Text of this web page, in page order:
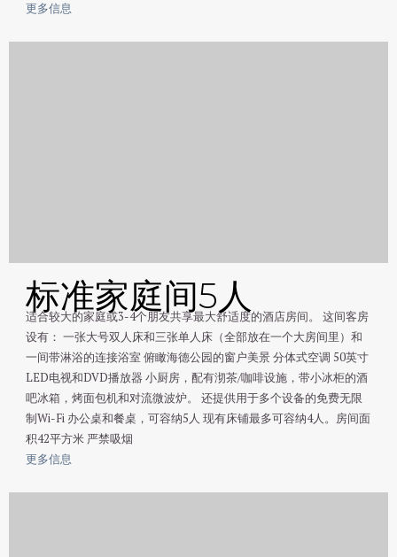
更多信息
标准家庭间5人
适合较大的家庭或3-4个朋友共享最大舒适度的酒店房间。 这间客房
设有： 一张大号双人床和三张单人床（全部放在一个大房间里）和
一间带淋浴的连接浴室 俯瞰海德公园的窗户美景 分体式空调 50英寸
LED电视和DVD播放器 小厨房，配有沏茶/咖啡设施，带小冰柜的酒
吧冰箱，烤面包机和对流微波炉。 还提供用于多个设备的免费无限
制Wi-Fi 办公桌和餐桌，可容纳5人 现有床铺最多可容纳4人。房间面
积42平方米 严禁吸烟
更多信息